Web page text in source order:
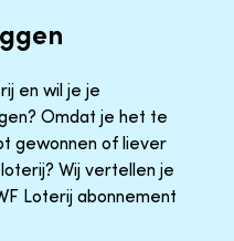
en wil je je
Omdat je het te
gewonnen of liever
Wij vertellen je
Loterij abonnement